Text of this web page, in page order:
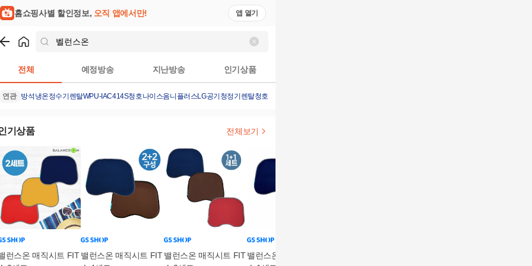
홈쇼핑사별 할인정보, 오직 앱에서만! 앱 열기
전체 예정방송 지난방송 인기상품
연관 방석 냉온정수기렌탈WPU-IAC414S청호나이스옴니플러스LG공기청정기렌탈청호나이스뉴아이스트리
기상품 전체보기
런스온 매직시트 FIT 밸런스온 매직시트 FIT 밸런스온 매직시트 FIT 밸런스온 매직시트 FIT